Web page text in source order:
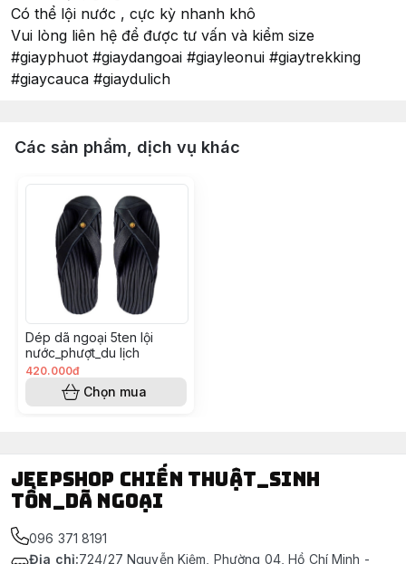
Có thể lội nước , cực kỳ nhanh khô
Vui lòng liên hệ để được tư vấn và kiểm size
#giayphuot #giaydangoai #giayleonui #giaytrekking
#giaycauca #giaydulich
Các sản phẩm, dịch vụ khác
Dép dã ngoại 5ten lội
nước_phượt_du lịch
420.000đ
Chọn mua
Jeepshop chiến thuật_sinh
tồn_dã ngoại
096 371 8191
Địa chỉ:724/27 Nguyễn Kiệm, Phường 04, Hồ Chí Minh -